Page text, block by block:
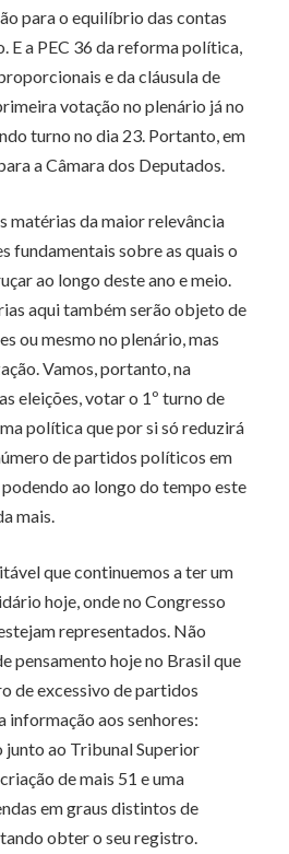
para o equilíbrio das contas
E a PEC 36 da reforma política,
e da cláusula de
votação no plenário já no
turno no dia 23. Portanto, em
a Câmara dos Deputados.
matérias da maior relevância
fundamentais sobre as quais o
ao longo deste ano e meio.
aqui também serão objeto de
ou mesmo no plenário, mas
Vamos, portanto, na
eleições, votar o 1º turno de
política que por si só reduzirá
de partidos políticos em
ao longo do tempo este
mais.
que continuemos a ter um
hoje, onde no Congresso
representados. Não
pensamento hoje no Brasil que
de excessivo de partidos
informação aos senhores:
ao Tribunal Superior
de mais 51 e uma
em graus distintos de
obter o seu registro.